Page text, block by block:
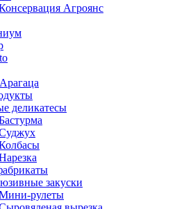
Агроянс
деликатесы
закуски
рулеты